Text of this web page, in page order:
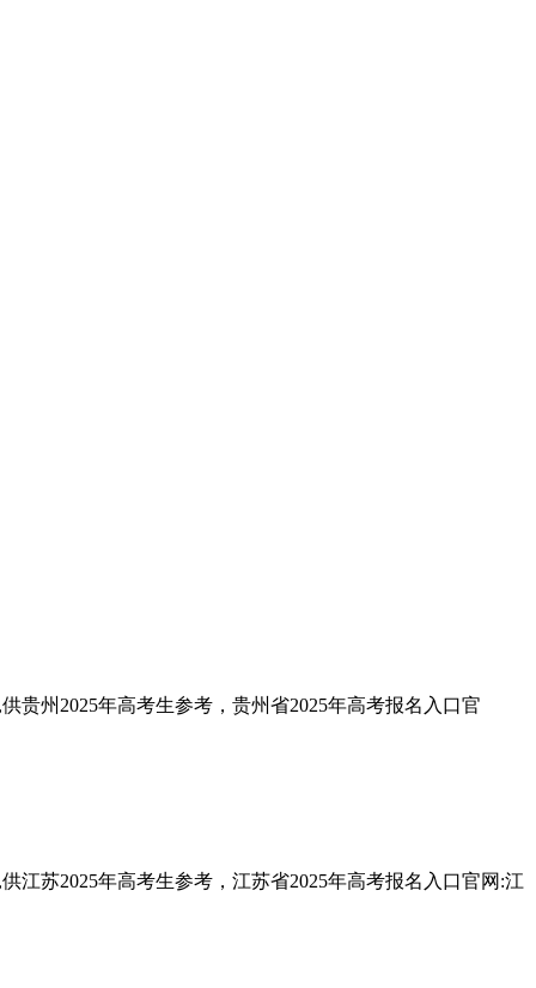
贵州2025年高考生参考，贵州省2025年高考报名入口官
江苏2025年高考生参考，江苏省2025年高考报名入口官网:江